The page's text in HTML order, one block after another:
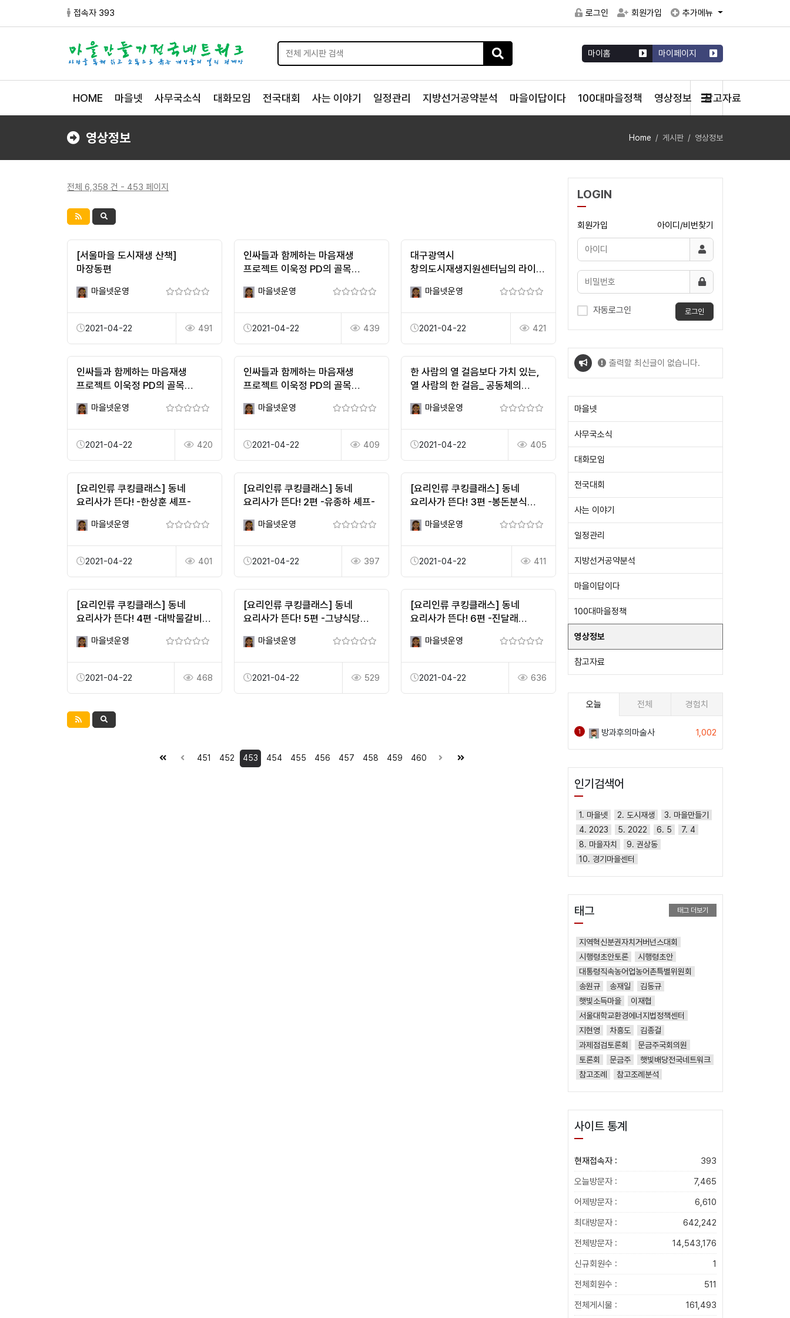
접속자 393 로그인 회원가입 추가메뉴
마이홈 마이페이지
HOME 마을넷 사무국소식 대화모임 전국대회 사는 이야기 일정관리 지방선거공약분석 마을이답이다 100대마을정책 영상정보 참고자료
영상정보 Home 게시판 영상정보
전체 6,358 건 - 453 페이지
[서울마을 도시재생 산책]
마장동편
마을넷운영
2021-04-22 491
인싸들과 함께하는 마음재생
프로젝트 이욱정 PD의 골목
마을넷운영
2021-04-22 439
대구광역시
창의도시재생지원센터님의 라이브
마을넷운영
2021-04-22 421
인싸들과 함께하는 마음재생
프로젝트 이욱정 PD의 골목
마을넷운영
2021-04-22 420
인싸들과 함께하는 마음재생
프로젝트 이욱정 PD의 골목
마을넷운영
2021-04-22 409
한 사람의 열 걸음보다 가치 있는,
열 사람의 한 걸음_ 공동체의
마을넷운영
2021-04-22 405
[요리인류 쿠킹클래스] 동네
요리사가 뜬다! -한상훈 셰프-
마을넷운영
2021-04-22 401
[요리인류 쿠킹클래스] 동네
요리사가 뜬다! 2편 -유종하 셰프-
마을넷운영
2021-04-22 397
[요리인류 쿠킹클래스] 동네
요리사가 뜬다! 3편 -봉돈분식
마을넷운영
2021-04-22 411
[요리인류 쿠킹클래스] 동네
요리사가 뜬다! 4편 -대박물갈비
마을넷운영
2021-04-22 468
[요리인류 쿠킹클래스] 동네
요리사가 뜬다! 5편 -그냥식당
마을넷운영
2021-04-22 529
[요리인류 쿠킹클래스] 동네
요리사가 뜬다! 6편 -진달래
마을넷운영
2021-04-22 636
451 452 453 454 455 456 457 458 459 460
LOGIN
회원가입 아이디/비번찾기
자동로그인 로그인
출력할 최신글이 없습니다.
마을넷
사무국소식
대화모임
전국대회
사는 이야기
일정관리
지방선거공약분석
마을이답이다
100대마을정책
영상정보
참고자료
오늘 전체 경험치
1 방과후의마술사 1,002
인기검색어
1. 마을넷 2. 도시재생
3. 마을만들기
4. 2023
5. 2022 6. 5
7. 4
8. 마을자치
9. 권상동
10. 경기마을센터
태그 태그 더보기
지역혁신분권자치거버넌스대회
시행령초안토론
시행령초안
대통령직속농어업농어촌특별위원회
송원규
송재일
김동규
햇빛소득마을
이재협
서울대학교환경에너지법정책센터
지현영
차흥도
김종걸
과제점검토론회
문금주국회의원
토론회
문금주
햇빛배당전국네트워크
참고조례
참고조례분석
사이트 통계
현재접속자 :
393
오늘방문자 :
7,465
어제방문자 :
6,610
최대방문자 :
642,242
전체방문자 :
14,543,176
신규회원수 :
1
전체회원수 :
511
전체게시물 :
161,493